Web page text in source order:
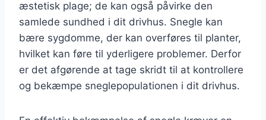
æstetisk plage; de kan også påvirke den
samlede sundhed i dit drivhus. Snegle kan
bære sygdomme, der kan overføres til planter,
hvilket kan føre til yderligere problemer. Derfor
er det afgørende at tage skridt til at kontrollere
og bekæmpe sneglepopulationen i dit drivhus.